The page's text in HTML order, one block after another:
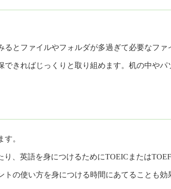
とファイルやフォルダが多過ぎて必要なファ
きればじっくりと取り組めます。机の中や
。
、英語を身につけるためにTOEICまたは
の使い方を身につける時間にあてることも効